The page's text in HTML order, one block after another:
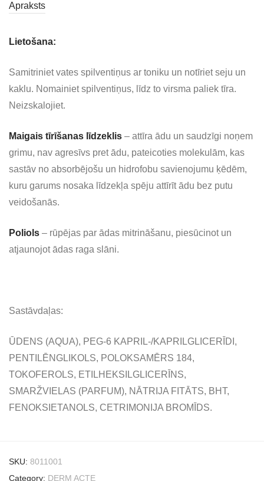
Apraksts
Lietošana:
Samitriniet vates spilventiņus ar toniku un notīriet seju un
kaklu. Nomainiet spilventiņus, līdz to virsma paliek tīra.
Neizskalojiet.
Maigais tīrīšanas līdzeklis – attīra ādu un saudzīgi noņem
grimu, nav agresīvs pret ādu, pateicoties molekulām, kas
sastāv no absorbējošu un hidrofobu savienojumu ķēdēm,
kuru garums nosaka līdzekļa spēju attīrīt ādu bez putu
veidošanās.
Poliols – rūpējas par ādas mitrināšanu, piesūcinot un
atjaunojot ādas raga slāni.
Sastāvdaļas:
ŪDENS (AQUA), PEG-6 KAPRIL-/KAPRILGLICERĪDI,
PENTILĒNGLIKOLS, POLOKSAMĒRS 184,
TOKOFEROLS, ETILHEKSILGLICERĪNS,
SMARŽVIELAS (PARFUM), NĀTRIJA FITĀTS, BHT,
FENOKSIETANOLS, CETRIMONIJA BROMĪDS.
SKU: 8011001
Category: DERM ACTE